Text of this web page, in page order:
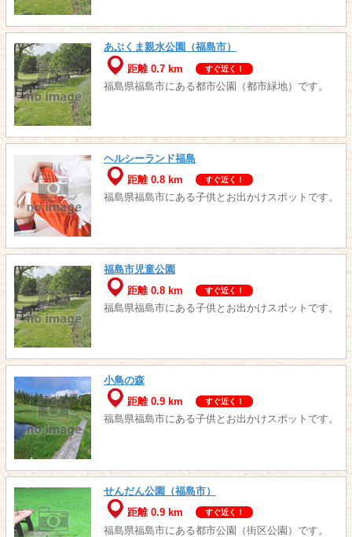
あぶくま親水公園（福島市）
距離 0.7 km
すぐ近く！
福島県福島市にある都市公園（都市緑地）です。
ヘルシーランド福島
距離 0.8 km
すぐ近く！
福島県福島市にある子供とお出かけスポットです。
福島市児童公園
距離 0.8 km
すぐ近く！
福島県福島市にある子供とお出かけスポットです。
小鳥の森
距離 0.9 km
すぐ近く！
福島県福島市にある子供とお出かけスポットです。
せんだん公園（福島市）
距離 0.9 km
すぐ近く！
福島県福島市にある都市公園（街区公園）です。